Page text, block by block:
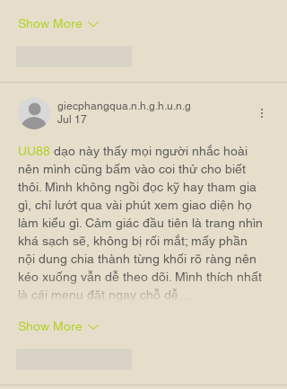
Show More
giecphangqua.n.h.g.h.u.n.g
Jul 17
UU88 dạo này thấy mọi người nhắc hoài
nên mình cũng bấm vào coi thử cho biết
thôi. Mình không ngồi đọc kỹ hay tham gia
gì, chỉ lướt qua vài phút xem giao diện họ
làm kiểu gì. Cảm giác đầu tiên là trang nhìn
khá sạch sẽ, không bị rối mắt; mấy phần
nội dung chia thành từng khối rõ ràng nên
kéo xuống vẫn dễ theo dõi. Mình thích nhất
là cái menu đặt ngay chỗ dễ…
Show More